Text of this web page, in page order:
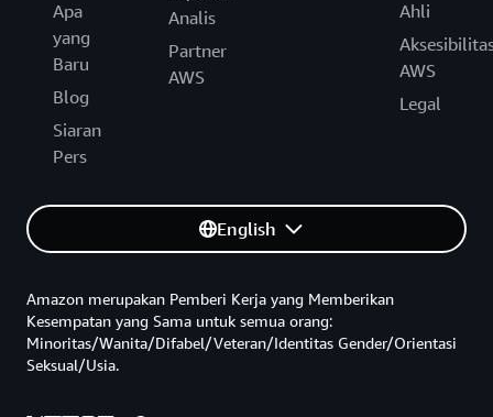
Apa
yang
Baru
Blog
Siaran
Pers
Analis
Partner
AWS
Ahli
AWS
Legal
English
Amazon merupakan Pemberi Kerja yang Memberikan
Kesempatan yang Sama untuk semua orang:
Minoritas/Wanita/Difabel/Veteran/Identitas Gender/Orientasi
Seksual/Usia.